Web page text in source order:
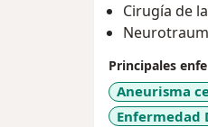
Cirugía de
Principales
Aneurisma
Enfermedad